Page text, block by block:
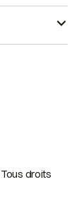
Tous droits